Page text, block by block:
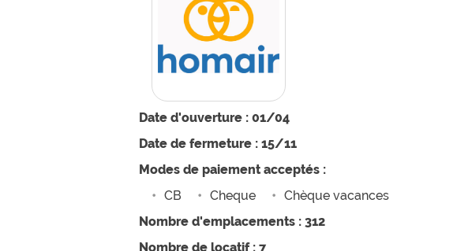
Date d'ouverture : 01/04
Date de fermeture : 15/11
Modes de paiement acceptés :
CB
Cheque
Chèque vacances
Nombre d'emplacements : 312
Nombre de locatif : 7